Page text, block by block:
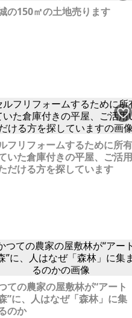
の150㎡の土地売ります
フリフォームするために所有
いた倉庫付きの平屋、ご活用
だける方を探しています
ての農家の屋敷林が“アート
”に、人はなぜ「森林」に集
のか